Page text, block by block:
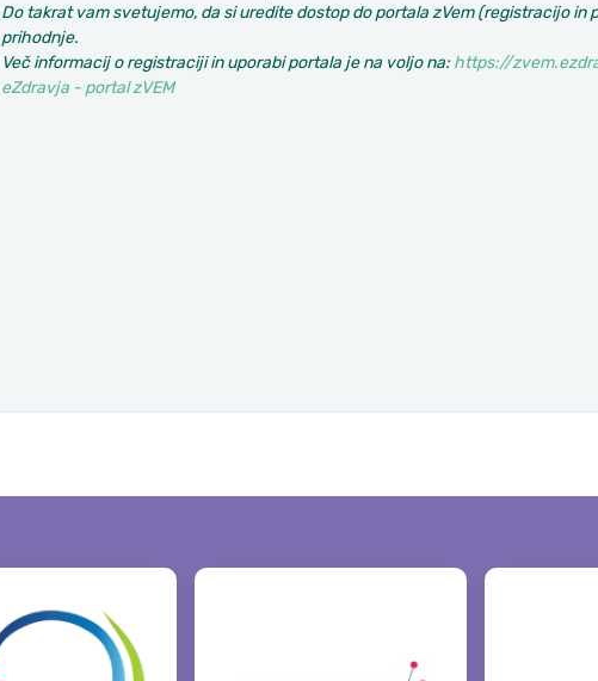
Do takrat vam svetujemo, da si uredite dostop do portala zVem (registracijo
prihodnje.
Več informacij o registraciji in uporabi portala je na voljo na: https://
eZdravja - portal zVEM